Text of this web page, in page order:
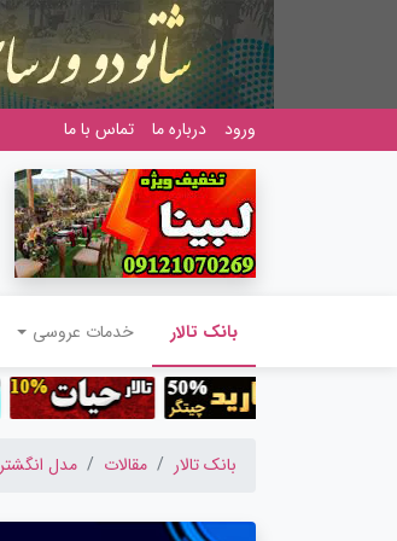
ورود درباره ما تماس با ما
بانک تالار خدمات عروسی
بانک تالار مقالات مدل انگشتر